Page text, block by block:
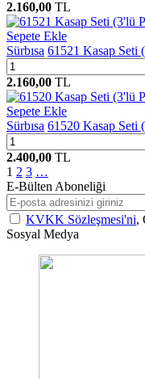
2.160,00 TL
Sepete Ekle
Sürbısa 61521 Kasap Seti
2.160,00 TL
Sepete Ekle
Sürbısa 61520 Kasap Seti
2.400,00 TL
1 2 3 …
E-Bülten Aboneliği
KVKK Sözleşmesi'ni,
Sosyal Medya